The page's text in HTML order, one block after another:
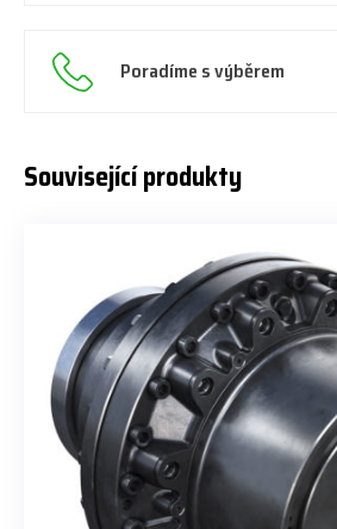
Poradíme s výběrem
Související produkty